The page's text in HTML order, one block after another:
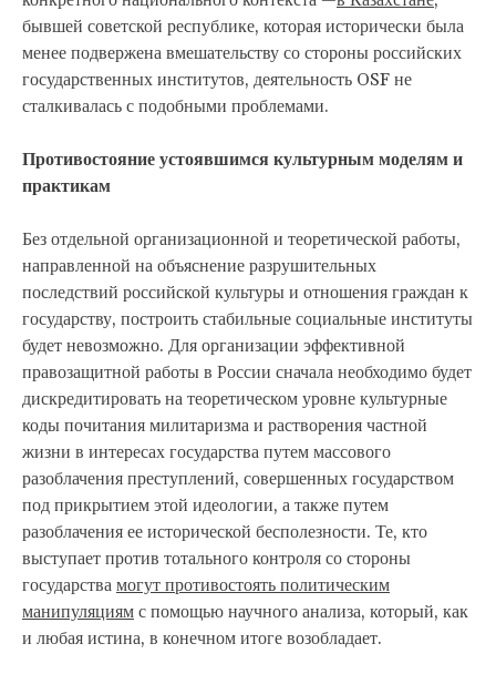
бывшей советской республике, которая исторически была
менее подвержена вмешательству со стороны российских
государственных институтов, деятельность OSF не
сталкивалась с подобными проблемами.
Противостояние устоявшимся культурным моделям и
практикам
Без отдельной организационной и теоретической работы,
направленной на объяснение разрушительных
последствий российской культуры и отношения граждан к
государству, построить стабильные социальные институты
будет невозможно. Для организации эффективной
правозащитной работы в России сначала необходимо будет
дискредитировать на теоретическом уровне культурные
коды почитания милитаризма и растворения частной
жизни в интересах государства путем массового
разоблачения преступлений, совершенных государством
под прикрытием этой идеологии, а также путем
разоблачения ее исторической бесполезности. Те, кто
выступает против тотального контроля со стороны
государства могут противостоять политическим
манипуляциям с помощью научного анализа, который, как
и любая истина, в конечном итоге возобладает.